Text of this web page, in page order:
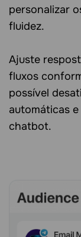
personalizar
fluidez.
Ajuste
fluxos
possível
automáticas
chatbot.